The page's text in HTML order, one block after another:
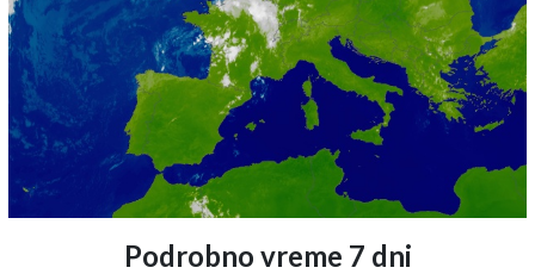
Podrobno vreme 7 dni